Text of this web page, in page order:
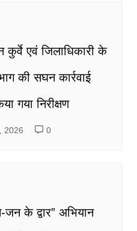
कुर्वे एवं जिलाधिकारी के
की सघन कार्रवाई
गया निरीक्षण
2026 0
के द्वार” अभियान